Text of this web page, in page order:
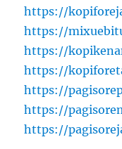
https://
https://
https://
https://
https://
https://
https://